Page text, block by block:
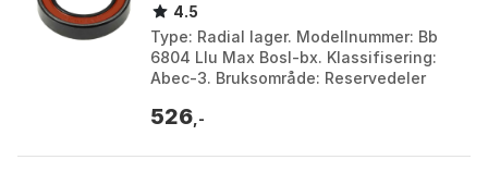
4.5
Type: Radial lager. Modellnummer: Bb
6804 Llu Max Bosl-bx. Klassifisering:
Abec-3. Bruksområde: Reservedeler
x 7mm.
526 ,-